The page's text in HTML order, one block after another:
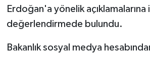
Erdoğan'a yönelik açıklamalarına
değerlendirmede bulundu.
Bakanlık sosyal medya